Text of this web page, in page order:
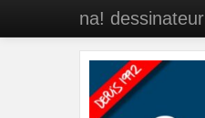
na! dessinateur